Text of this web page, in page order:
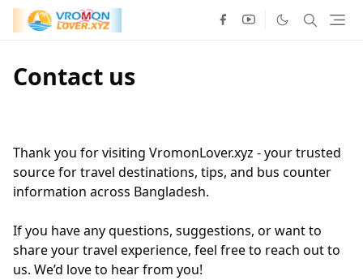
Contact us
Thank you for visiting VromonLover.xyz - your trusted
source for travel destinations, tips, and bus counter
information across Bangladesh.
If you have any questions, suggestions, or want to
share your travel experience, feel free to reach out to
us. We’d love to hear from you!